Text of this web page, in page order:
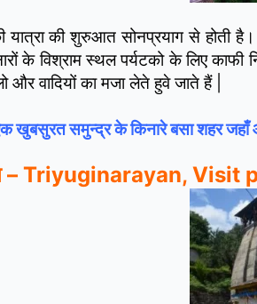
यात्रा की शुरुआत सोनप्रयाग से होती
के विश्राम स्थल पर्यटको के लिए काफी
और वादियों का मजा लेते हुवे जाते हैं |
खुबसुरत समुन्द्र के किनारे बसा शहर जहाँ
– Triyuginarayan,